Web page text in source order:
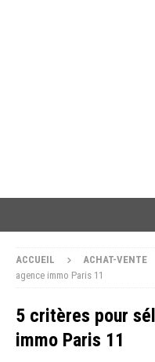
ACCUEIL ACHAT-VENTE
agence immo Paris 11
5 critères pour
immo Paris 11